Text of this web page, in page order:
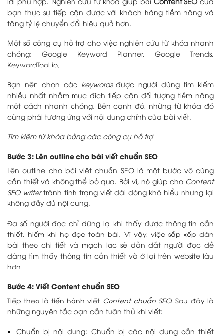
bạn thực sự tiếp cận được với khách hàng tiềm năng và
tăng tỷ lệ chuyển đổi hiệu quả hơn.
Một số công cụ hỗ trợ cho việc nghiên cứu từ khóa nhanh
chóng: Google Keyword Planner, Google Trends,
KeywordTool.io,…
Bạn nên chọn các keywordsđược người dùng tìm kiếm
nhiều nhất nhằm mục đích tiếp cận đối tượng tiềm năng
một cách nhanh chóng. Bên cạnh đó, những từ khóa đó
cũng phải tương ứng với nội dung chính của bài viết.
Tìm kiếm từ khóa bằng các công cụ hỗ trợ
Bước 3: Lên outline cho bài viết chuẩn SEO
Lên outline cho bài viết chuẩn SEO là một bước vô cùng
cần thiết và không thể bỏ qua. Bởi vì, nó giúp cho Content
SEO writertránh tình trạng viết dài dòng khó hiểu nhưng lại
không đầy đủ nội dung.
Đa số người đọc chỉ dừng lại khi thấy được thông tin cần
thiết, hiếm khi họ đọc toàn bài. Vì vậy, việc sắp xếp dàn
bài theo chi tiết và mạch lạc sẽ dẫn dắt người đọc dễ
dàng tìm thấy thông tin cần thiết và ở lại trên website lâu
hơn.
Bước 4: Viết Content chuẩn SEO
Tiếp theo là tiến hành viết Content chuẩn SEO. Sau đây là
những nguyên tắc bạn cần tuân thủ khi viết:
Chuẩn bị nội dung: Chuẩn bị các nội dung cần thiết